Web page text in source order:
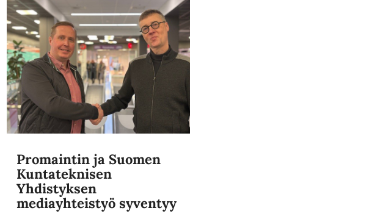
Promaintin ja Suomen
Kuntateknisen
Yhdistyksen
mediayhteistyö syventyy